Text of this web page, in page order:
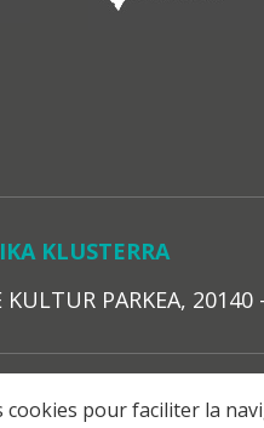
KLUSTERRA
KULTUR PARKEA,
cookies pour faciliter la